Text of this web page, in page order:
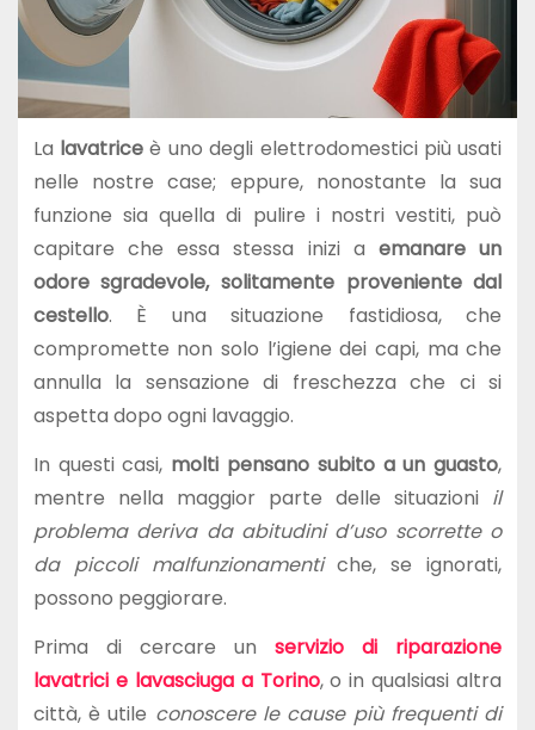
La lavatrice è uno degli elettrodomestici più usati
nelle nostre case; eppure, nonostante la sua
funzione sia quella di pulire i nostri vestiti, può
capitare che essa stessa inizi aemanare un
odore sgradevole, solitamente proveniente dal
cestello. È una situazione fastidiosa, che
compromette non solo l’igiene dei capi, ma che
annulla la sensazione di freschezza che ci si
aspetta dopo ogni lavaggio.
In questi casi, molti pensano subito a un guasto,
mentre nella maggior parte delle situazioni il
problema deriva da abitudini d’uso scorrette o
da piccoli malfunzionamentiche, se ignorati,
possono peggiorare.
Prima di cercare unservizio di riparazione
lavatrici e lavasciuga a Torino, o in qualsiasi altra
città, è utile conoscere le cause più frequenti di